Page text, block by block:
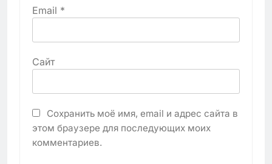
Email *
Сайт
Сохранить моё имя, email и адрес сайта в
этом браузере для последующих моих
комментариев.